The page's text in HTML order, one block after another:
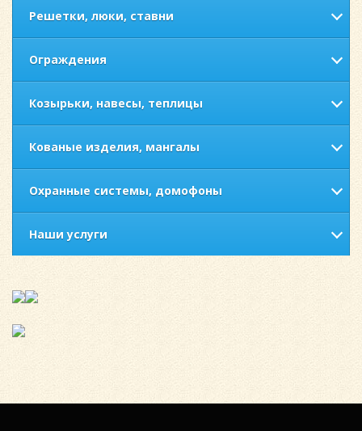
Решетки, люки, ставни
Ограждения
Козырьки, навесы, теплицы
Кованые изделия, мангалы
Охранные системы, домофоны
Наши услуги